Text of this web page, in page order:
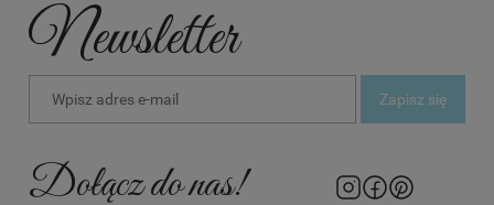
Newsletter
Zapisz się
Dołącz do nas!